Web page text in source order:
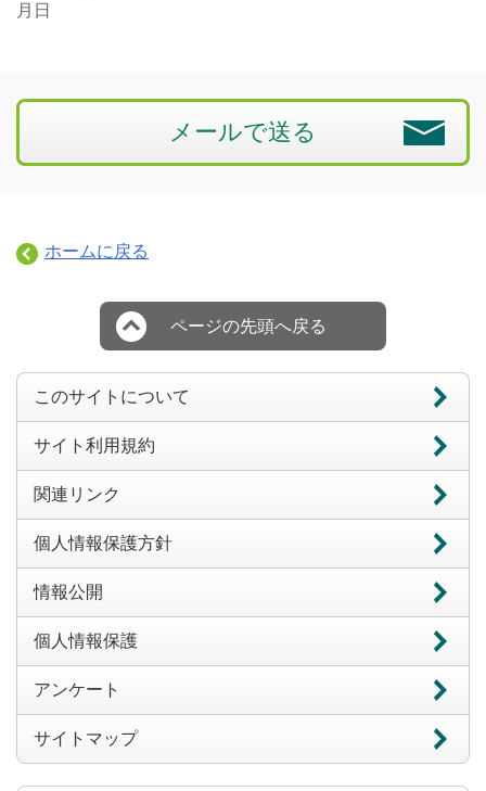
月日
メールで送る
ホームに戻る
ページの先頭へ戻る
このサイトについて
サイト利用規約
関連リンク
個人情報保護方針
情報公開
個人情報保護
アンケート
サイトマップ